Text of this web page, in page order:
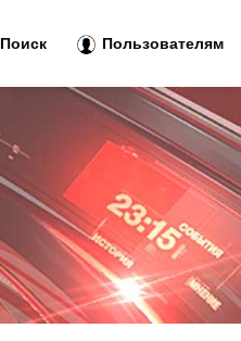
Поиск Пользователям